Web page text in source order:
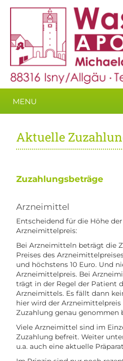
MENU
Aktuelle
Zuzahlungsbeträge
Arzneimittel
Entscheidend für die Höhe
Arzneimittelpreis:
Bei Arzneimitteln beträgt die
Preises des
und höchstens 10 Euro. Und
Arzneimittelpreis. Bei
trägt in der Regel der Patient
Arzneimittels. Es fällt dann
hier wird der
Zuzahlung genau genommen
Viele Arzneimittel sind im
Zuzahlung befreit. Weiter
u.a. auch eine aktuelle